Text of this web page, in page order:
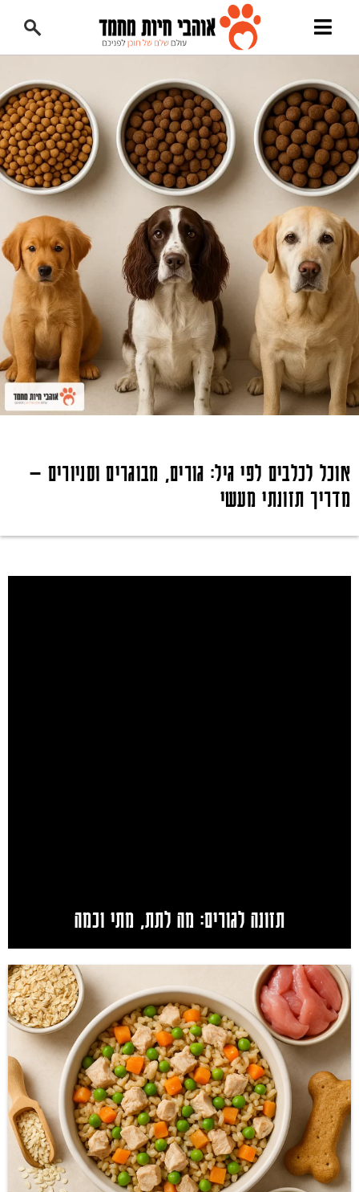
אוכל לכלבים לפי גיל: גורים, מבוגרים וסניורים —
מדריך תזונתי מעשי
תזונה לגורים: מה לתת, מתי וכמה